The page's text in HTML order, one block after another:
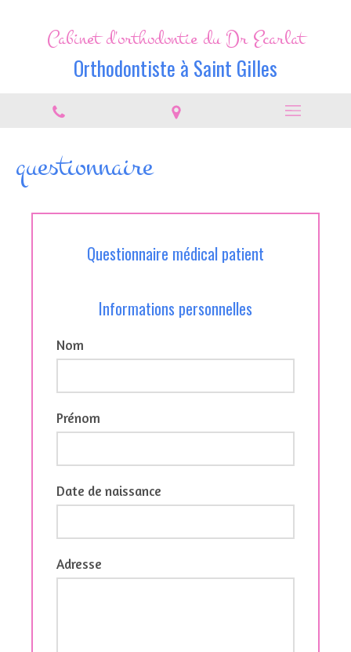
Cabinet d'orthodontie du Dr Ecarlat
Orthodontiste à Saint Gilles
questionnaire
Questionnaire médical patient
Informations personnelles
Nom
Prénom
Date de naissance
Adresse